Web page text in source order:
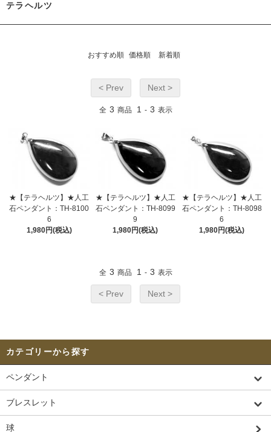
テラヘルツ
おすすめ順 価格順 新着順
< Prev Next >
全 3 商品 1 - 3 表示
★【テラヘルツ】★人工
石ペンダント：TH-8100
6
1,980円(税込)
★【テラヘルツ】★人工
石ペンダント：TH-8099
9
1,980円(税込)
★【テラヘルツ】★人工
石ペンダント：TH-8098
6
1,980円(税込)
全 3 商品 1 - 3 表示
< Prev Next >
カテゴリーから探す
ペンダント
ブレスレット
球